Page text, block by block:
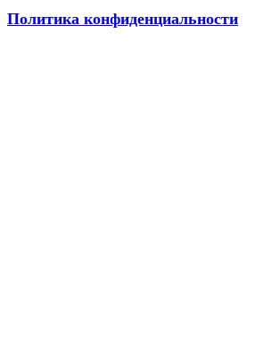
Политика конфиденциальности